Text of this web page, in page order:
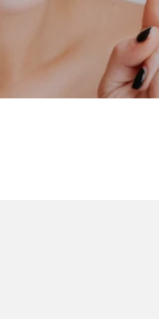
najskuteczniejszy?
Cię do
warto wiedzieć